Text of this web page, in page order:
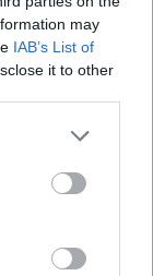
may
IAB’s List of
it to other
more Google
may click to
party tags to
below Google
segített
ellen? A
ellen? A
A